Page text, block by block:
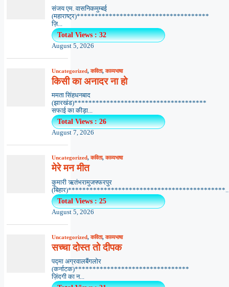
संजय एम. वासनिकमुम्बई
(महाराष्ट्र)*************************************
ज़ि...
Total Views : 32
August 5, 2026
Uncategorized,कविता,काव्यभाषा
किसी का अनादर ना हो
ममता सिंहधनबाद
(झारखंड)*************************************
सफाई का कीड़ा...
Total Views : 26
August 7, 2026
Uncategorized,कविता,काव्यभाषा
मेरे मन मीत
कुमारी ऋतंभरामुजफ्फरपुर
Total Views : 25
August 5, 2026
Uncategorized,कविता,काव्यभाषा
सच्चा दोस्त तो दीपक
पद्मा अग्रवालबैंगलोर
(कर्नाटक)********************************
ज़िंदगी का न...